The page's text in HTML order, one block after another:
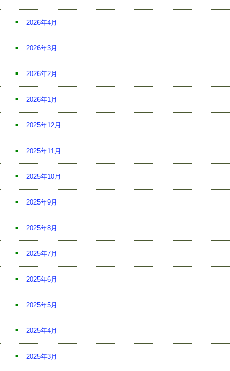
2026年4月
2026年3月
2026年2月
2026年1月
2025年12月
2025年11月
2025年10月
2025年9月
2025年8月
2025年7月
2025年6月
2025年5月
2025年4月
2025年3月